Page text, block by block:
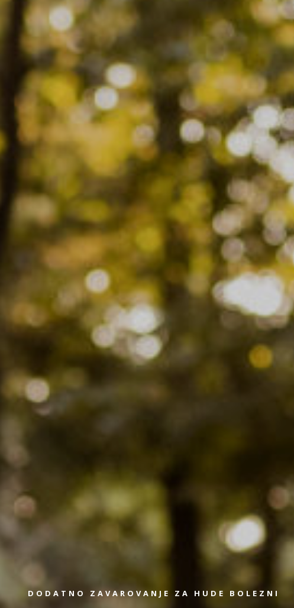
DODATNO ZAVAROVANJE ZA HUDE BOLEZNI